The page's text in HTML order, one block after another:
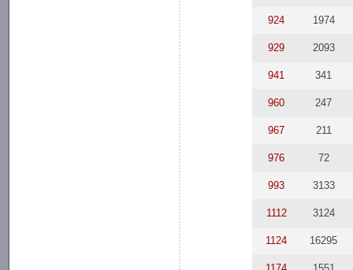
924 1974
929 2093
941 341
960 247
967 211
976 72
993 3133
1112 3124
1124 16295